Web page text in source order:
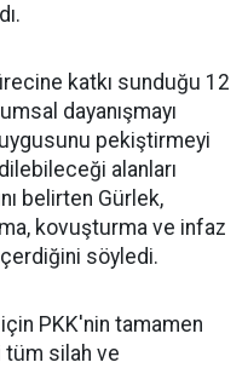
katkı sunduğu 12
dayanışmayı
pekiştirmeyi
alanları
belirten Gürlek,
kovuşturma ve infaz
söyledi.
PKK'nin tamamen
silah ve